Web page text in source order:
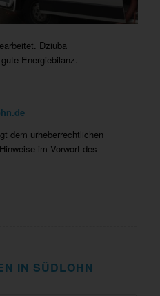
Dziuba
Energiebilanz.
dem urheberrechtlichen
im Vorwort des
IN SÜDLOHN